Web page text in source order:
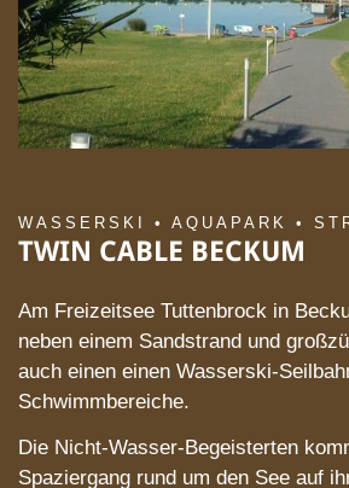
WASSERSKI • AQUAPARK •
TWIN CABLE BECKUM
Am Freizeitsee Tuttenbrock in
neben einem Sandstrand und
auch einen einen Wasserski-
Schwimmbereiche.
Die Nicht-Wasser-Begeisterten
Spaziergang rund um den See auf